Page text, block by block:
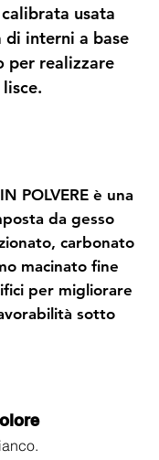
usata
di interni a base
per realizzare
POLVERE è una
da gesso
carbonato
macinato fine
per migliorare
sotto